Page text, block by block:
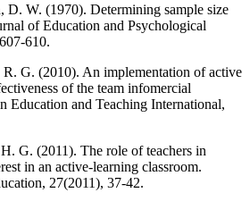
W. (1970). Determining sample size
of Education and Psychological
610.
G. (2010). An implementation of active
of the team infomercial
Education and Teaching International,
G. (2011). The role of teachers in
in an active-learning classroom.
27(2011), 37-42.